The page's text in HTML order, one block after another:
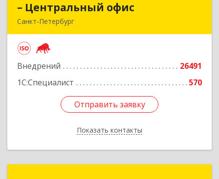
– Центральный офис
Санкт-Петербург
Внедрений
26491
1С:Специалист
570
Отправить заявку
Показать контакты
– Центральный офис
Отправить заявку
Назад